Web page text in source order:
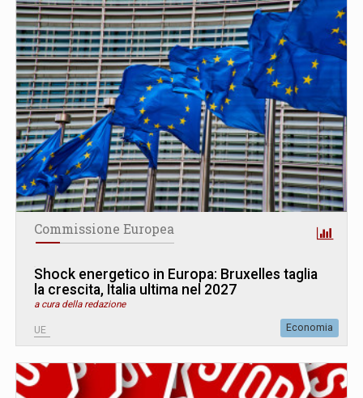
Commissione Europea
Shock energetico in Europa: Bruxelles taglia
la crescita, Italia ultima nel 2027
a cura della redazione
UE Economia